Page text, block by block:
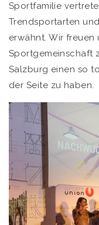
Sportfamilie
Trendsportarten
erwähnt. Wir freuen
Sportgemeinschaft
Salzburg einen so
der Seite zu haben.